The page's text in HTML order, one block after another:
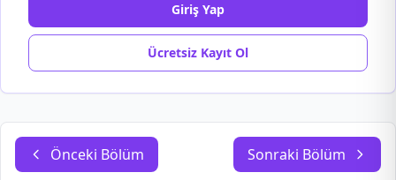
Giriş Yap
Ücretsiz Kayıt Ol
Önceki Bölüm Sonraki Bölüm